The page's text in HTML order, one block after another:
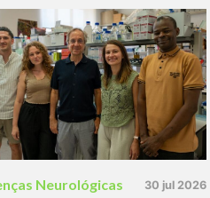
Neurológicas 30 jul 2026